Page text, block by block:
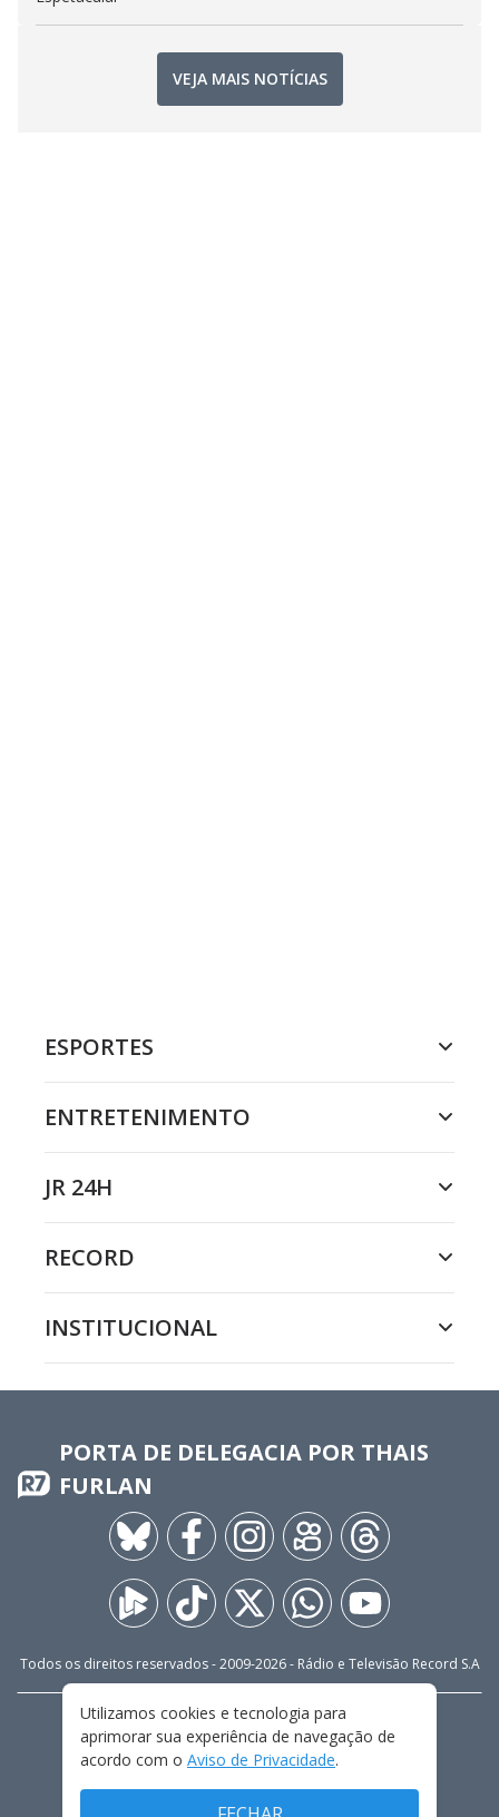
VEJA MAIS NOTÍCIAS
ESPORTES
ENTRETENIMENTO
JR 24H
RECORD
INSTITUCIONAL
PORTA DE DELEGACIA POR THAIS
FURLAN
Todos os direitos reservados - 2009-2026- Rádio e Televisão Record S.A
FALE CONOSCO
PRIVACIDADE
TERMOS E CONDIÇÕES DE USO
Utilizamos cookies e tecnologia para
aprimorar sua experiência de navegação de
acordo com o Aviso de Privacidade.